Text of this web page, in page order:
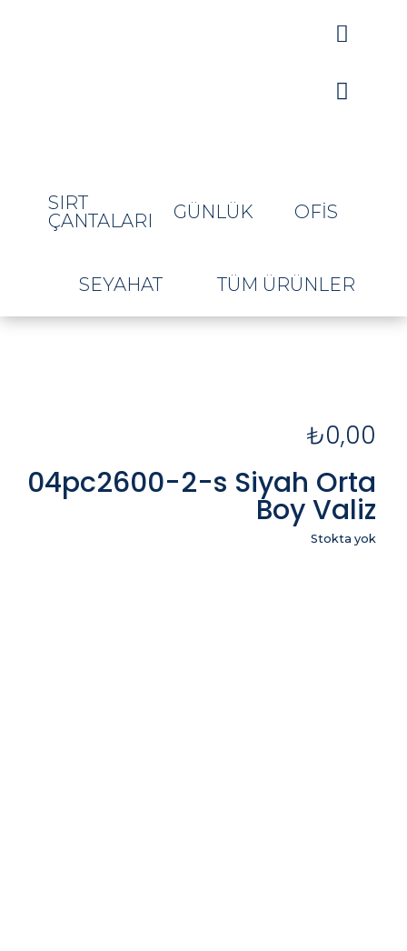


SIRT
ÇANTALARI
GÜNLÜK OFIS
SEYAHAT TÜM ÜRÜNLER
₺0,00
04pc2600-2-s Siyah Orta
Boy Valiz
Stokta yok